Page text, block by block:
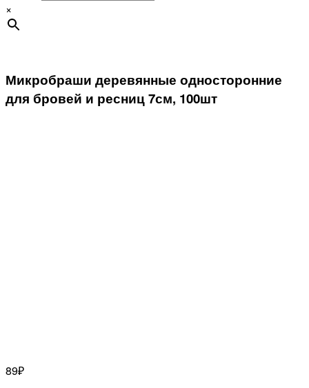
×
Микробраши деревянные односторонние
для бровей и ресниц 7см, 100шт
89₽